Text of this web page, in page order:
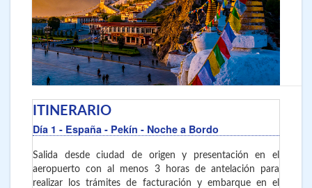
ITINERARIO
Día 1 - España - Pekín - Noche a Bordo
Salida desde ciudad de origen y presentación en el
aeropuerto con al menos 3 horas de antelación para
realizar los trámites de facturación y embarque en el